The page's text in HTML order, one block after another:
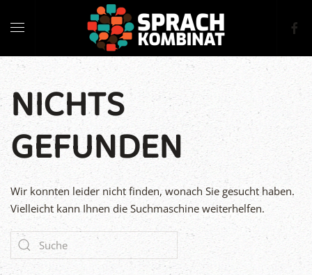
NICHTS
GEFUNDEN
Wir konnten leider nicht finden, wonach Sie gesucht haben.
Vielleicht kann Ihnen die Suchmaschine weiterhelfen.